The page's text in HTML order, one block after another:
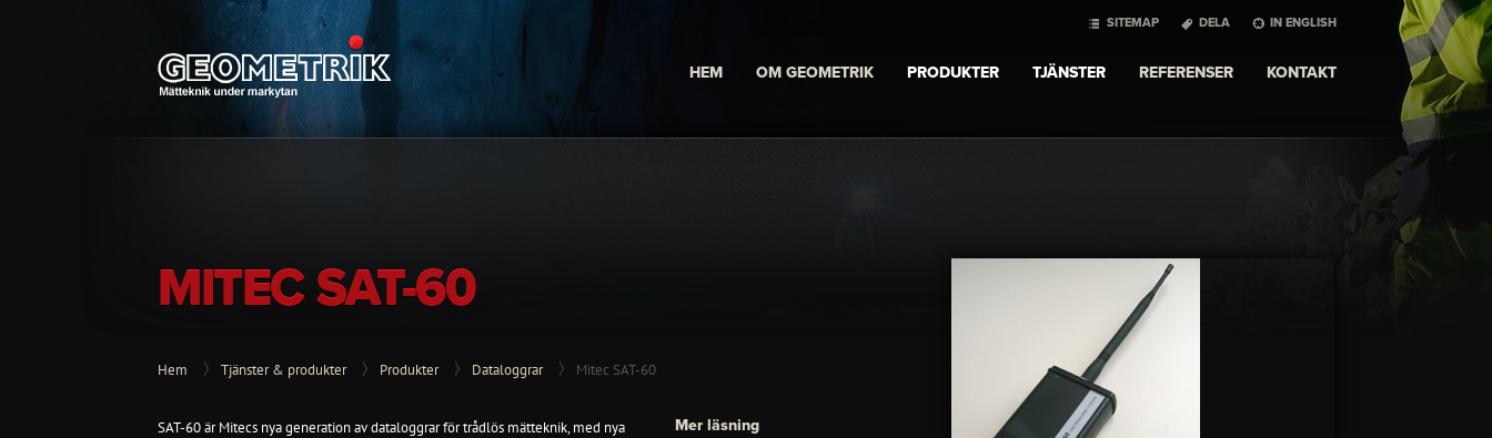
SITEMAP DELA IN ENGLISH
HEM OM GEOMETRIK PRODUKTER TJÄNSTER REFERENSER KONTAKT
MITEC SAT-60
Hem Tjänster & produkter Produkter Dataloggrar Mitec SAT-60
Mer läsning
SAT-60 är Mitecs nya generation av dataloggrar för trådlös mätteknik, med nya